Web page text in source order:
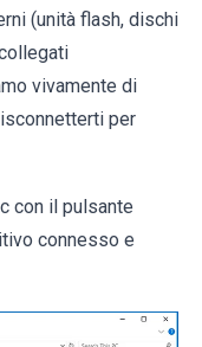
(unità flash, dischi
vivamente di
per
con il pulsante
connesso e